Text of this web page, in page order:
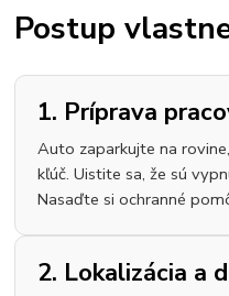
Postup
1. Príprava
Auto zaparkujte na
kľúč. Uistite sa, že sú
Nasaďte si ochranné
2. Lokalizácia a